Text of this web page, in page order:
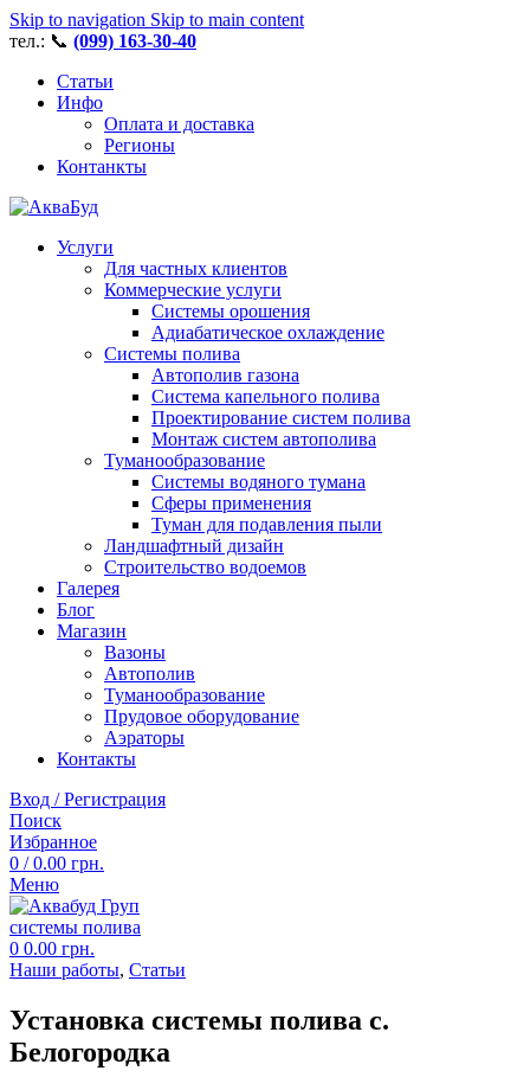
Skip to navigation Skip to main content
тел.: 📞 (099) 163-30-40
Статьи
Инфо
Оплата и доставка
Регионы
Контанкты
Услуги
Для частных клиентов
Коммерческие услуги
Системы орошения
Адиабатическое охлаждение
Системы полива
Автополив газона
Система капельного полива
Проектирование систем полива
Монтаж систем автополива
Туманообразование
Системы водяного тумана
Сферы применения
Туман для подавления пыли
Ландшафтный дизайн
Строительство водоемов
Галерея
Блог
Магазин
Вазоны
Автополив
Туманообразование
Прудовое оборудование
Аэраторы
Контакты
Вход / Регистрация
Поиск
Избранное
0 / 0.00 грн.
Меню
0 0.00 грн.
Наши работы, Статьи
Установка системы полива с.
Белогородка